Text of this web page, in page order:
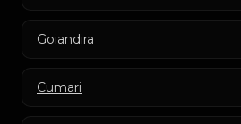
Goiandira
Cumari